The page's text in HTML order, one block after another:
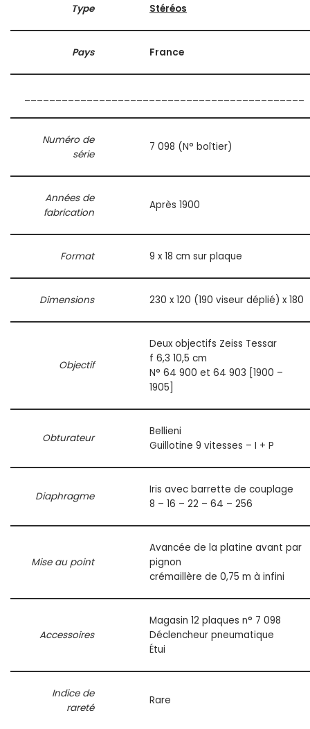
Type Stéréos
Pays France
Numéro de
série
7 098 (N° boîtier)
Années de
fabrication
Après 1900
Format 9 x 18 cm sur plaque
Dimensions 230 x 120 (190 viseur déplié) x 180
Objectif
Deux objectifs Zeiss Tessar
f 6,3 10,5 cm
N° 64 900 et 64 903 [1900 –
1905]
Obturateur
Bellieni
Guillotine 9 vitesses – I + P
Diaphragme
Iris avec barrette de couplage
8 – 16 – 22 – 64 – 256
Mise au point
Avancée de la platine avant par
pignon
crémaillère de 0,75 m à infini
Accessoires
Magasin 12 plaques n° 7 098
Déclencheur pneumatique
Étui
Indice de
rareté
Rare